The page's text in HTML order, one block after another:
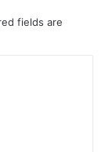
fields are